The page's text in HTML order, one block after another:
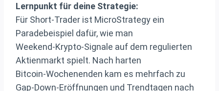
Lernpunkt für deine Strategie:
Für Short‑Trader ist MicroStrategy ein
Paradebeispiel dafür, wie man
Weekend‑Krypto‑Signale auf dem regulierten
Aktienmarkt spielt. Nach harten
Bitcoin‑Wochenenden kam es mehrfach zu
Gap‑Down‑Eröffnungen und Trendtagen nach